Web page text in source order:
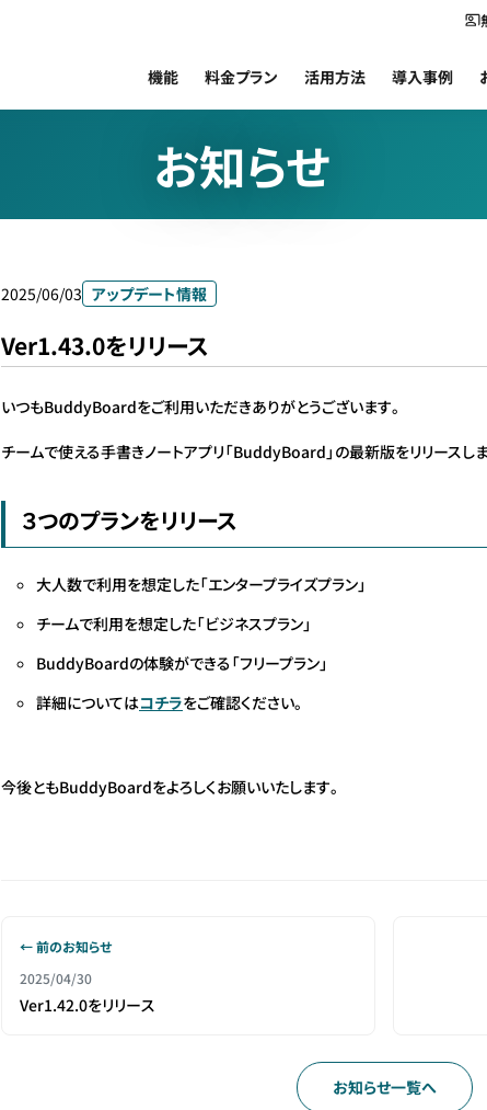
機能 料金プラン 活用方法 導入事例
お知らせ
2025/06/03 アップデート情報
Ver1.43.0をリリース
いつもBuddyBoardをご利用いただきありがとうございます。
チームで使える手書きノートアプリ「BuddyBoard」の最新版をリリースしま
３つのプランをリリース
大人数で利用を想定した「エンタープライズプラン」
チームで利用を想定した「ビジネスプラン」
BuddyBoardの体験ができる「フリープラン」
詳細についてはコチラをご確認ください。
今後ともBuddyBoardをよろしくお願いいたします。
← 前のお知らせ
2025/04/30
Ver1.42.0をリリース
お知らせ一覧へ